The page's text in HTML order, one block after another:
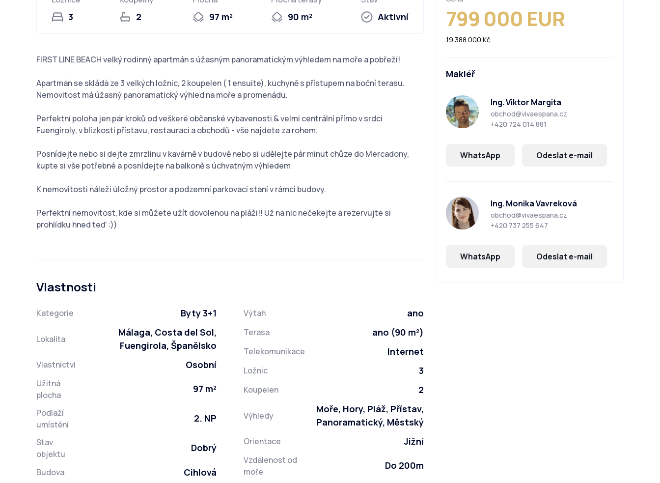
3 2 97 m² 90 m² Aktivní
FIRST LINE BEACH velký rodinný apartmán s úžasným panoramatickým výhledem na moře a pobřeží!
Apartmán se skládá ze 3 velkých ložnic, 2 koupelen ( 1 ensuite), kuchyně s přístupem na boční terasu.
Nemovitost má úžasný panoramatický výhled na moře a promenádu.
Perfektní poloha jen pár kroků od veškeré občanské vybavenosti & velmi centrální přímo v srdci
Fuengiroly, v blízkosti přístavu, restaurací a obchodů - vše najdete za rohem.
Posnídejte nebo si dejte zmrzlinu v kavárně v budově nebo si udělejte pár minut chůze do Mercadony,
kupte si vše potřebné a posnídejte na balkoně s úchvatným výhledem ️
K nemovitosti náleží úložný prostor a podzemní parkovací stání v rámci budovy.
Perfektní nemovitost, kde si můžete užít dovolenou na pláži!! Už na nic nečekejte a rezervujte si
prohlídku hned teď :))
Vlastnosti
Kategorie Byty 3+1
Lokalita
Málaga, Costa del Sol,
Fuengirola, Španělsko
Vlastnictví Osobní
Užitná
plocha
97 m²
Podlaží
umístění
2. NP
Stav
objektu
Dobrý
Budova Cihlová
Výtah ano
Terasa ano (90 m²)
Telekomunikace Internet
Ložnic 3
Koupelen 2
Výhledy
Moře, Hory, Pláž, Přístav,
Panoramatický, Městský
Orientace Jižní
Vzdálenost od
moře
Do 200m
799 000 EUR
19 388 000 Kč
Makléř
Ing. Viktor Margita
obchod@vivaespana.cz
+420 724 014 881
WhatsApp Odeslat e-mail
Ing. Monika Vavreková
obchod@vivaespana.cz
+420 737 255 647
WhatsApp Odeslat e-mail